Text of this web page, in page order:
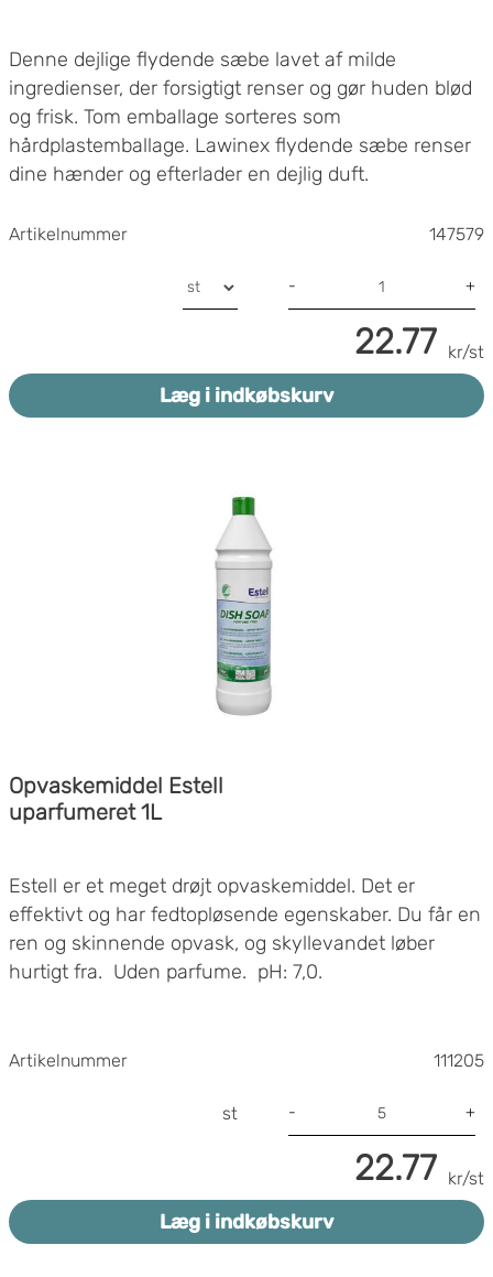
Denne dejlige flydende sæbe lavet af milde
ingredienser, der forsigtigt renser og gør huden blød
og frisk. Tom emballage sorteres som
hårdplastemballage. Lawinex flydende sæbe renser
dine hænder og efterlader en dejlig duft.
pH-værdi i brugsopløsning: ca. 5,5
Parfume: Mælk og honing
Artikelnummer 147579
- +
22.77 kr/st
Læg i indkøbskurv
Opvaskemiddel Estell
uparfumeret 1L
Estell er et meget drøjt opvaskemiddel. Det er
effektivt og har fedtopløsende egenskaber. Du får en
ren og skinnende opvask, og skyllevandet løber
hurtigt fra. Uden parfume. pH: 7,0.
Artikelnummer 111205
st - +
22.77 kr/st
Læg i indkøbskurv